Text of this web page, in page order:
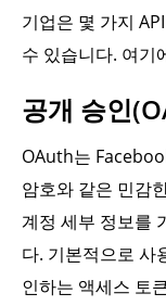
기업은 몇 가지
수 있습니다. 여기
공개 승인
OAuth는
암호와 같은 민감
계정 세부 정보를
다. 기본적으로 사
인하는 액세스 토